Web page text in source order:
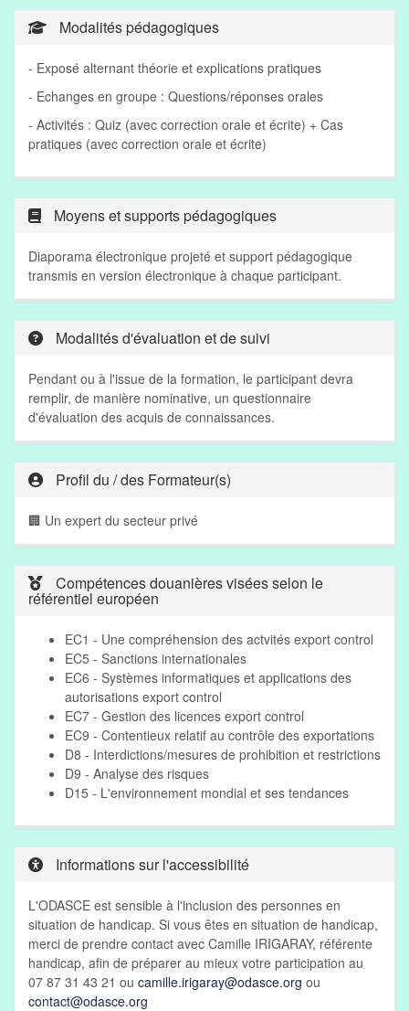
Modalités pédagogiques
- Exposé alternant théorie et explications pratiques
- Echanges en groupe : Questions/réponses orales
- Activités : Quiz (avec correction orale et écrite) + Cas
pratiques (avec correction orale et écrite)
Moyens et supports pédagogiques
Diaporama électronique projeté et support pédagogique
transmis en version électronique à chaque participant.
Modalités d'évaluation et de suivi
Pendant ou à l'issue de la formation, le participant devra
remplir, de manière nominative, un questionnaire
d'évaluation des acquis de connaissances.
Profil du / des Formateur(s)
🏢 Un expert du secteur privé
Compétences douanières visées selon le
référentiel européen
EC1 - Une compréhension des actvités export control
EC5 - Sanctions internationales
EC6 - Systèmes informatiques et applications des
autorisations export control
EC7 - Gestion des licences export control
EC9 - Contentieux relatif au contrôle des exportations
D8 - Interdictions/mesures de prohibition et restrictions
D9 - Analyse des risques
D15 - L'environnement mondial et ses tendances
Informations sur l'accessibilité
L'ODASCE est sensible à l'inclusion des personnes en
situation de handicap. Si vous êtes en situation de handicap,
merci de prendre contact avec Camille IRIGARAY, référente
handicap, afin de préparer au mieux votre participation au
07 87 31 43 21 ou camille.irigaray@odasce.org ou
contact@odasce.org